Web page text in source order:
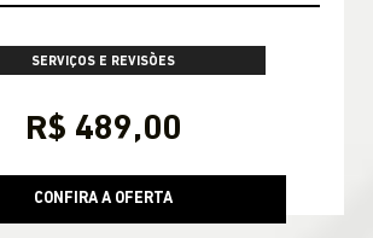
SERVIÇOS E REVISÕES
R$ 489,00
CONFIRA A OFERTA